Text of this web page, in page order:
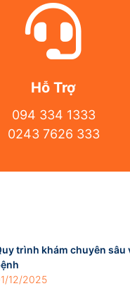
Hỗ Trợ
094 334 1333
0243 7626 333
trình khám chuyên sâu
12/2025